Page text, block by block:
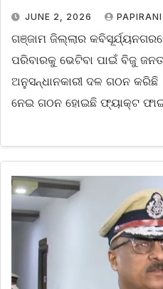
JUNE 2, 2026 PAPIRANI
ଗଞ୍ଜାମ ଜିଲ୍ଲାର
ପରିବାରକୁ ଭେଟିବା ପାଇଁ ବିଜୁ
ଅନୁସନ୍ଧାନକାରୀ ଦଳ ଗଠନ କରିଛି
ନେଇ ଗଠନ ହୋଇଛି ଫ୍ୟାକ୍ଟ